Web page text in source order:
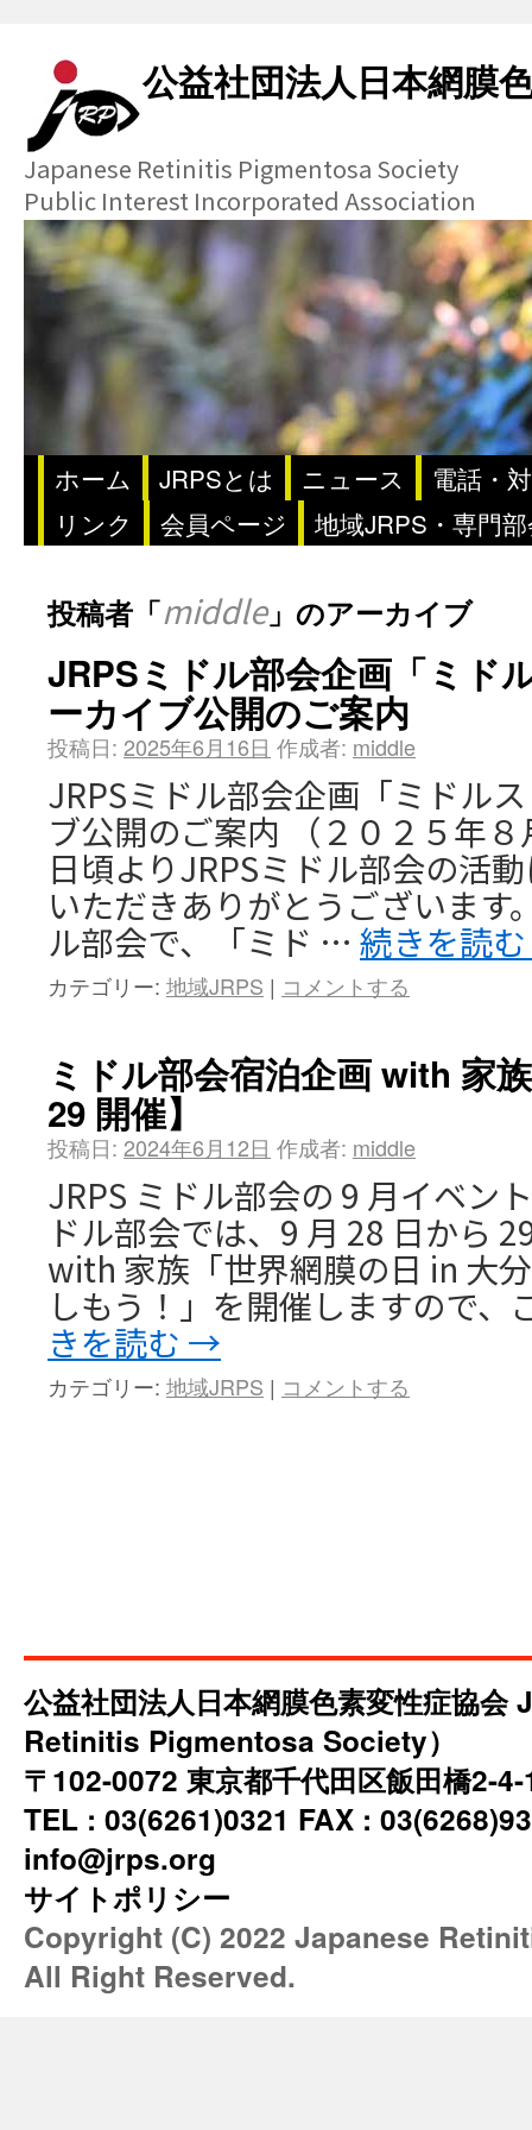
公益社団法人日本網膜
Japanese Retinitis Pigmentosa Society
Public Interest Incorporated Association
ホーム JRPSとは ニュース
電話・
リンク
会員ページ 地域JRPS・専門
投稿者「middle」のアーカイブ
JRPSミドル部会企画「ミド
ーカイブ公開のご案内
投稿日: 2025年6月16日 作成者: middle
JRPSミドル部会企画「ミドル
ブ公開のご案内 （２０２５年
日頃よりJRPSミドル部会の活
いただきありがとうございます
ル部会で、「ミド … 続きを読む
カテゴリー: 地域JRPS | コメントする
ミドル部会宿泊企画 with 家
29 開催】
投稿日: 2024年6月12日 作成者: middle
JRPS ミドル部会の 9 月イベン
ドル部会では、9 月 28 日から
with 家族「世界網膜の日 in 大
しもう！」を開催しますので
きを読む →
カテゴリー: 地域JRPS | コメントする
公益社団法人日本網膜色素変性症協会
Retinitis Pigmentosa Society）
〒102-0072 東京都千代田区飯田橋2-
TEL : 03(6261)0321 FAX :
info@jrps.org
サイトポリシー
Copyright (C) 2022 Japanese
All Right Reserved.